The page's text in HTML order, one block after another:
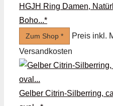
HGJH Ring Damen,
Boho...*
Zum Shop *
Preis inkl.
Versandkosten
Gelber Citrin-Silberring,